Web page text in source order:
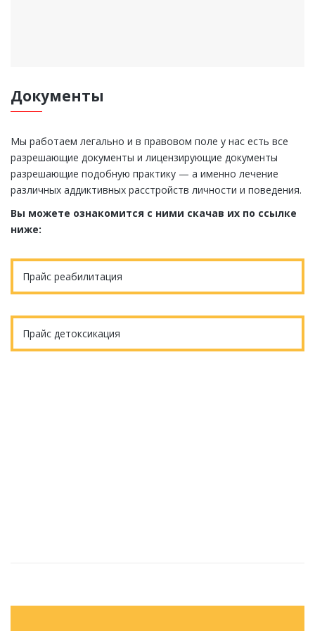
Документы
Мы работаем легально и в правовом поле у нас есть все
разрешающие документы и лицензирующие документы
разрешающие подобную практику — а именно лечение
различных аддиктивных расстройств личности и поведения.
Вы можете ознакомится с ними скачав их по ссылке
ниже:
Прайс реабилитация
Прайс детоксикация